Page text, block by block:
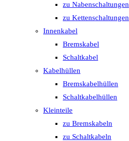
zu Nabenschaltungen
zu Kettenschaltungen
Innenkabel
Bremskabel
Schaltkabel
Kabelhüllen
Bremskabelhüllen
Schaltkabelhüllen
Kleinteile
zu Bremskabeln
zu Schaltkabeln